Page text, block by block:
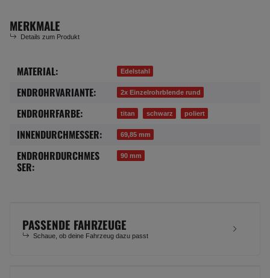
MERKMALE
Details zum Produkt
Produkteigenschaft
Wert
MATERIAL: Edelstahl
ENDROHRVARIANTE: 2x Einzelrohrblende rund
ENDROHRFARBE: titan schwarz poliert
INNENDURCHMESSER: 69,85 mm
ENDROHRDURCHMES
SER:
90 mm
PASSENDE FAHRZEUGE
Schaue, ob deine Fahrzeug dazu passt